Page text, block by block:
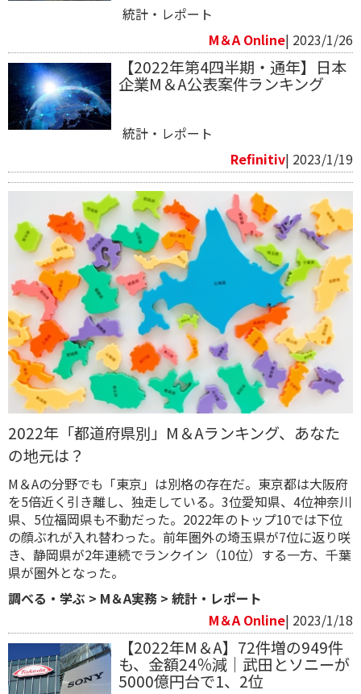
統計・レポート
M＆A Online| 2023/1/26
【2022年第4四半期・通年】日本
企業M＆A公表案件ランキング
統計・レポート
Refinitiv​| 2023/1/19
2022年「都道府県別」M＆Aランキング、あなた
の地元は？
M＆Aの分野でも「東京」は別格の存在だ。東京都は大阪府
を5倍近く引き離し、独走している。3位愛知県、4位神奈川
県、5位福岡県も不動だった。2022年のトップ10では下位
の顔ぶれが入れ替わった。前年圏外の埼玉県が7位に返り咲
き、静岡県が2年連続でランクイン（10位）する一方、千葉
県が圏外となった。
調べる・学ぶ > M＆A実務 > 統計・レポート
M＆A Online| 2023/1/18
【2022年M＆A】72件増の949件
も、金額24％減｜武田とソニーが
5000億円台で1、2位